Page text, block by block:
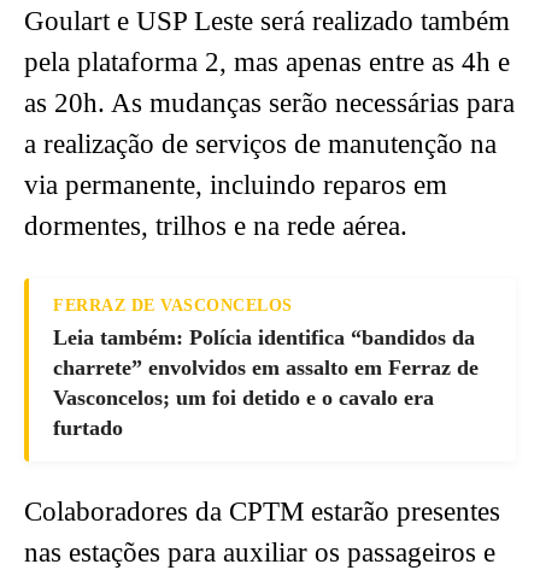
Goulart e USP Leste será realizado também
pela plataforma 2, mas apenas entre as 4h e
as 20h. As mudanças serão necessárias para
a realização de serviços de manutenção na
via permanente, incluindo reparos em
dormentes, trilhos e na rede aérea.
FERRAZ DE VASCONCELOS
Leia também: Polícia identifica “bandidos da
charrete” envolvidos em assalto em Ferraz de
Vasconcelos; um foi detido e o cavalo era
furtado
Colaboradores da CPTM estarão presentes
nas estações para auxiliar os passageiros e